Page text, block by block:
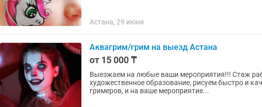
Астана, 29 июня
Аквагрим/грим на выезд Астана
от 15 000 ₸
Выезжаем на любые ваши мероприятия!!! Стаж работы 5 лет 1 час - 15000 тг Имеется
художественное образование, рисуем быстро и
гримеров, и на ваше мероприятие...